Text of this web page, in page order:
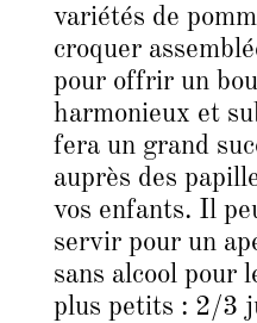
variétés de
croquer
pour offrir un
harmonieux et
fera un grand
auprès des
vos enfants. Il
servir pour un
sans alcool pour
plus petits : 2/3